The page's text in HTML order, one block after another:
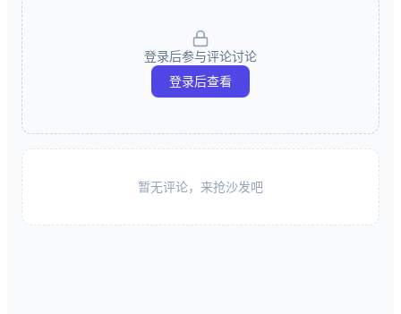
登录后参与评论讨论
登录后查看
暂无评论，来抢沙发吧